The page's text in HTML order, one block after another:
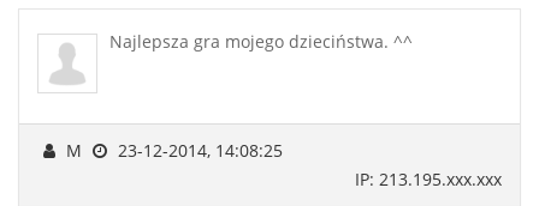
Najlepsza gra mojego dzieciństwa. ^^
M
23-12-2014, 14:08:25
IP: 213.195.xxx.xxx